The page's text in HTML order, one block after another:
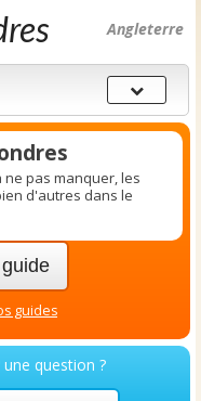
Angleterre
Sections
du
guide
pas manquer, les
d'autres dans le
guides
question ?